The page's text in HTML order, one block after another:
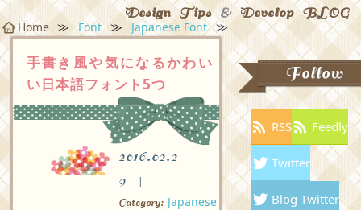
Design Tips & Develop BLOG
Home ≫ Font ≫ Japanese Font ≫
手書き風や気になるかわい
い日本語フォント5つ
2016.02.2
9
Category: Japanese
Follow
RSS Feedly
Twitter
Blog Twitter